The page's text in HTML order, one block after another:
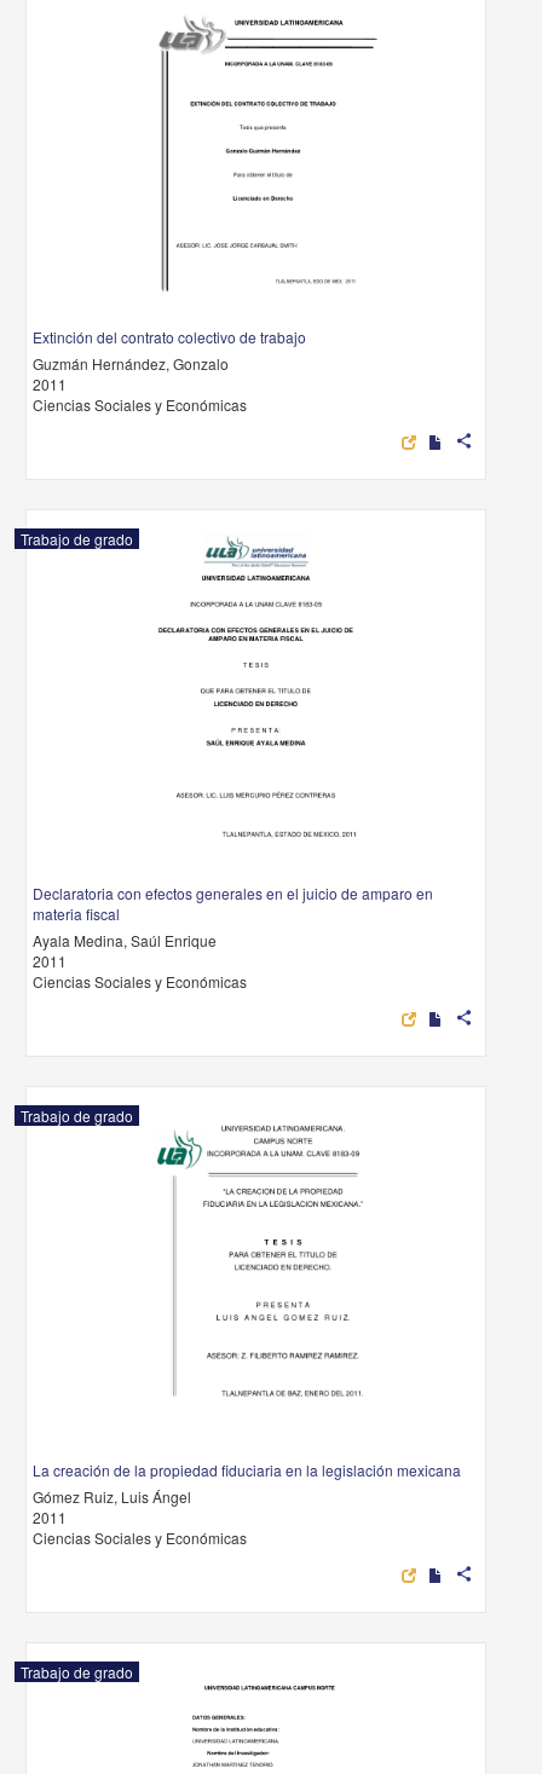
Extinción del contrato colectivo de trabajo
Guzmán Hernández, Gonzalo
2011
Ciencias Sociales y Económicas
share
Trabajo de grado
Declaratoria con efectos generales en el juicio de amparo en
materia fiscal
Ayala Medina, Saúl Enrique
2011
Ciencias Sociales y Económicas
share
Trabajo de grado
La creación de la propiedad fiduciaria en la legislación mexicana
Gómez Ruiz, Luis Ángel
2011
Ciencias Sociales y Económicas
share
Trabajo de grado